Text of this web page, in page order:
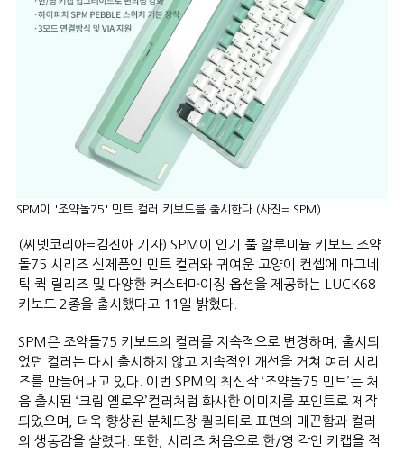
SPM이 '조약돌75' 민트 컬러 키보드를 출시한다 (사진= SPM)
(씨넷코리아=김진아 기자) SPM이 인기 풀 알루미늄 키보드 조약
돌75 시리즈 신제품인 민트 컬러와 귀여운 고양이 컨셉에 마그네
틱 퀵 릴리즈 및 다양한 커스터마이징 옵션을 제공하는 LUCK68
키보드 2종을 출시했다고 11일 밝혔다.
SPM은 조약돌75 키보드의 컬러를 지속적으로 변경하며, 출시되
었던 컬러는 다시 출시하지 않고 지속적인 개선을 거쳐 여러 시리
즈를 만들어내고 있다. 이번 SPM의 최신작 ‘조약돌75 민트’는 처
음 출시된 ‘크림 옐로우’컬러처럼 화사한 이미지를 포인트로 제작
되었으며, 더욱 향상된 분체도장 퀄리티로 표면의 매끈함과 컬러
의 생동감을 살렸다. 또한, 시리즈 처음으로 한/영 각인 키캡을 적